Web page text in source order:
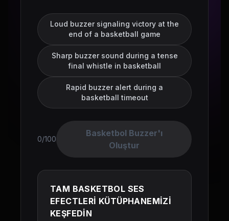
Loud buzzer signaling victory at the
end of a basketball game
Sharp buzzer sound during a tense
final whistle in basketball
Rapid buzzer alert during a
basketball timeout
0/100
Basketbol Buzzer'ı
Oluştur
TAM BASKETBOL SES
EFECTLERİ KÜTÜPHANEMİZİ
KEŞFEDİN